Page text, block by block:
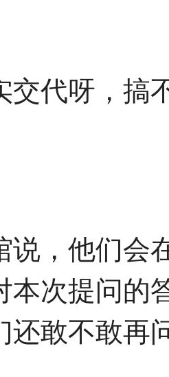
交代呀，搞
说，他们会
本次提问的
还敢不敢再